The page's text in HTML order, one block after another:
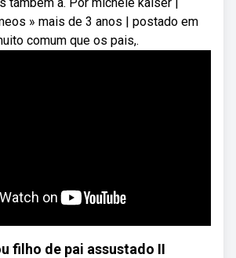
» mais de 3 anos | postado em
comum que os pais,.
filho de pai assustado II